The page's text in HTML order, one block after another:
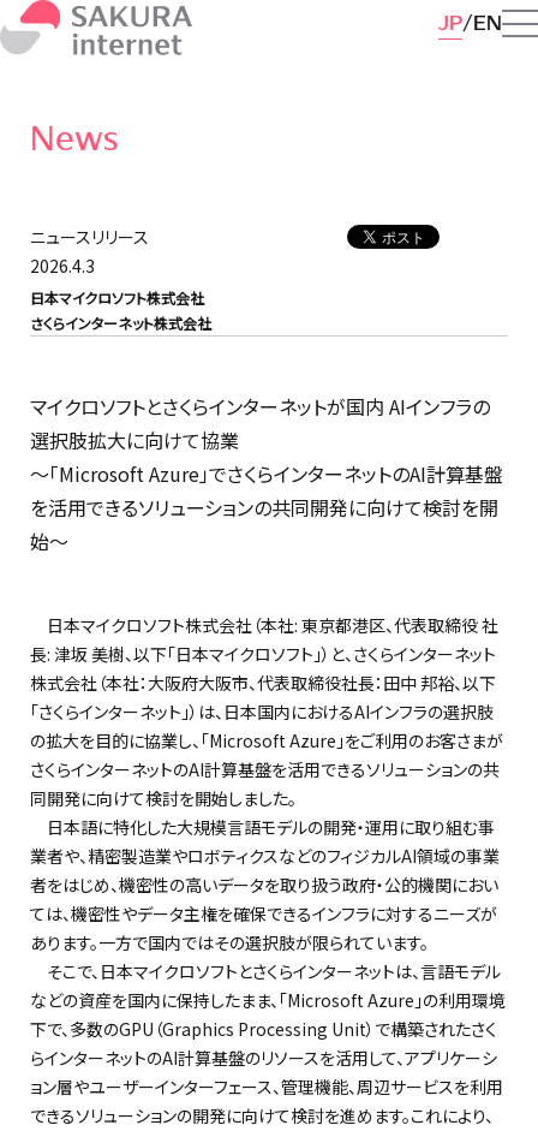
JP EN
News
ニュースリリース
2026.4.3
日本マイクロソフト株式会社
さくらインターネット株式会社
マイクロソフトとさくらインターネットが国内 AIインフラの
選択肢拡大に向けて協業
〜「Microsoft Azure」でさくらインターネットのAI計算基盤
を活用できるソリューションの共同開発に向けて検討を開
始〜
日本マイクロソフト株式会社（本社: 東京都港区、代表取締役 社
長: 津坂 美樹、以下「日本マイクロソフト」）と、さくらインターネット
株式会社（本社：大阪府大阪市、代表取締役社長：田中 邦裕、以下
「さくらインターネット」）は、日本国内におけるAIインフラの選択肢
の拡大を目的に協業し、「Microsoft Azure」をご利用のお客さまが
さくらインターネットのAI計算基盤を活用できるソリューションの共
同開発に向けて検討を開始しました。
日本語に特化した大規模言語モデルの開発・運用に取り組む事
業者や、精密製造業やロボティクスなどのフィジカルAI領域の事業
者をはじめ、機密性の高いデータを取り扱う政府・公的機関におい
ては、機密性やデータ主権を確保できるインフラに対するニーズが
あります。一方で国内ではその選択肢が限られています。
そこで、日本マイクロソフトとさくらインターネットは、言語モデル
などの資産を国内に保持したまま、「Microsoft Azure」の利用環境
下で、多数のGPU（Graphics Processing Unit）で構築されたさく
らインターネットのAI計算基盤のリソースを活用して、アプリケーシ
ョン層やユーザーインターフェース、管理機能、周辺サービスを利用
できるソリューションの開発に向けて検討を進めます。これにより、